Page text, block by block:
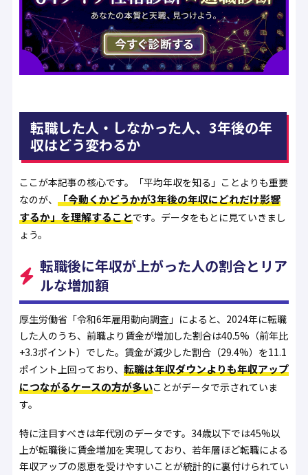
転職した人・しなかった人、3年後の年
収はどう変わるか
ここが本記事の核心です。「平均年収を知る」ことよりも重要
なのが、 「今動くかどうかが3年後の年収にどれだけ影響
するか」を理解することです。データをもとに見ていきまし
ょう。
転職後に年収が上がった人の割合とリア
ルな増加額
厚生労働省「令和6年雇用動向調査」によると、2024年に転職
した人のうち、前職より賃金が増加した割合は40.5% （前年比
+3.3ポイント）でした。賃金が減少した割合（29.4%）を11.1
ポイント上回っており、 転職は年収ダウンよりも年収アップ
につながるケースの方が多いことがデータで示されていま
す。
特に注目すべきは年代別のデータです。 34歳以下では45%以
上が転職後に賃金増加を実現しており、若年層ほど転職による
年収アップの恩恵を受けやすいことが統計的に裏付けられてい